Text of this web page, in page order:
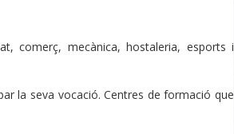
comerç, mecànica, hostaleria, esports i
la seva vocació. Centres de formació que